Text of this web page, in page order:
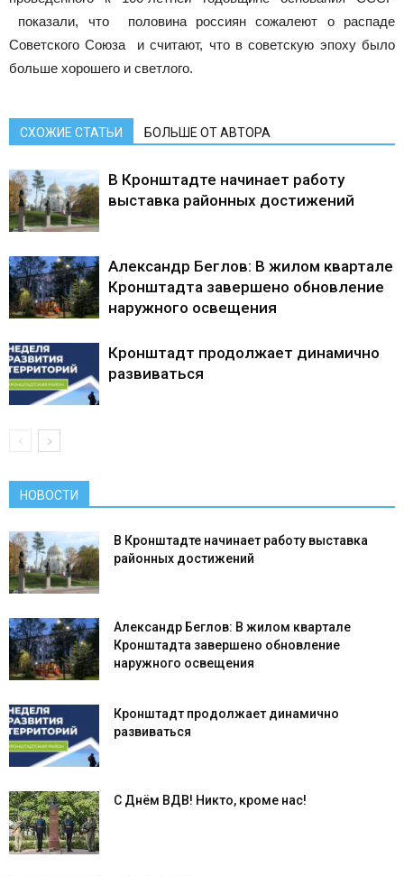
показали, что половина россиян сожалеют о распаде
Советского Союза и считают, что в советскую эпоху было
больше хорошего и светлого.
СХОЖИЕ СТАТЬИ БОЛЬШЕ ОТ АВТОРА
В Кронштадте начинает работу
выставка районных достижений
Александр Беглов: В жилом квартале
Кронштадта завершено обновление
наружного освещения
Кронштадт продолжает динамично
развиваться
НОВОСТИ
В Кронштадте начинает работу выставка
районных достижений
Александр Беглов: В жилом квартале
Кронштадта завершено обновление
наружного освещения
Кронштадт продолжает динамично
развиваться
С Днём ВДВ! Никто, кроме нас!